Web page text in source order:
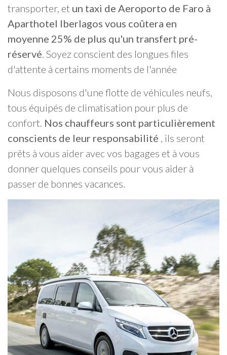
transporter, et un taxi de Aeroporto de Faro à
Aparthotel Iberlagos vous coûtera en
moyenne 25% de plus qu'un transfert pré-
réservé. Soyez conscient des longues files
d'attente à certains moments de l'année
Nous disposons d'une flotte de véhicules neufs,
tous équipés de climatisation pour plus de
confort. Nos chauffeurs sont particulièrement
conscients de leur responsabilité , ils seront
prêts à vous aider avec vos bagages et à vous
donner quelques conseils pour vous aider à
passer de bonnes vacances.